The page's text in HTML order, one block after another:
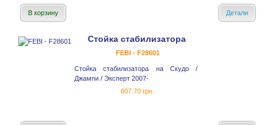
В корзину Детали
Стойка стабилизатора
FEBI - F28601
Стойка стабилизатора на Скудо /
Джампи / Эксперт 2007-
607.70 грн.